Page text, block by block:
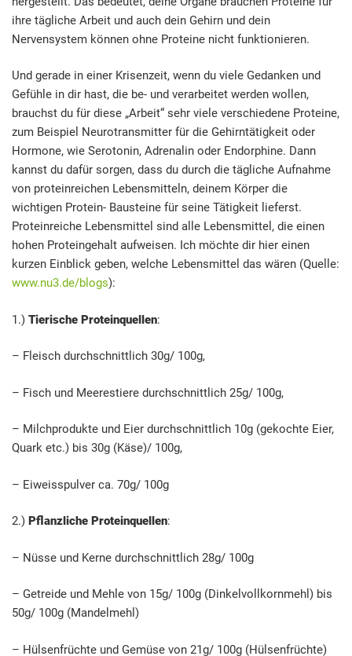
ihre tägliche Arbeit und auch dein Gehirn und dein
Nervensystem können ohne Proteine nicht funktionieren.
Und gerade in einer Krisenzeit, wenn du viele Gedanken und
Gefühle in dir hast, die be- und verarbeitet werden wollen,
brauchst du für diese „Arbeit“ sehr viele verschiedene Proteine,
zum Beispiel Neurotransmitter für die Gehirntätigkeit oder
Hormone, wie Serotonin, Adrenalin oder Endorphine. Dann
kannst du dafür sorgen, dass du durch die tägliche Aufnahme
von proteinreichen Lebensmitteln, deinem Körper die
wichtigen Protein- Bausteine für seine Tätigkeit lieferst.
Proteinreiche Lebensmittel sind alle Lebensmittel, die einen
hohen Proteingehalt aufweisen. Ich möchte dir hier einen
kurzen Einblick geben, welche Lebensmittel das wären (Quelle:
www.nu3.de/blogs):
1.) Tierische Proteinquellen:
– Fleisch durchschnittlich 30g/ 100g,
– Fisch und Meerestiere durchschnittlich 25g/ 100g,
– Milchprodukte und Eier durchschnittlich 10g (gekochte Eier,
Quark etc.) bis 30g (Käse)/ 100g,
– Eiweisspulver ca. 70g/ 100g
2.) Pflanzliche Proteinquellen:
– Nüsse und Kerne durchschnittlich 28g/ 100g
– Getreide und Mehle von 15g/ 100g (Dinkelvollkornmehl) bis
50g/ 100g (Mandelmehl)
– Hülsenfrüchte und Gemüse von 21g/ 100g (Hülsenfrüchte)